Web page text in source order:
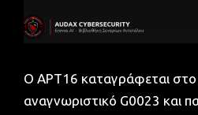
Ο APT16 καταγράφεται στο
αναγνωριστικό G0023 και